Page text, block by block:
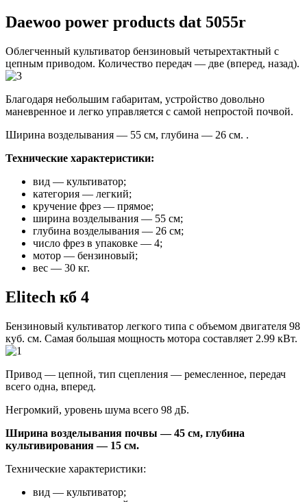
Daewoo power products dat 5055r
Облегченный культиватор бензиновый четырехтактный с
цепным приводом. Количество передач — две (вперед, назад).
Благодаря небольшим габаритам, устройство довольно
маневренное и легко управляется с самой непростой почвой.
Ширина возделывания — 55 см, глубина — 26 см. .
Технические характеристики:
вид — культиватор;
категория — легкий;
кручение фрез — прямое;
ширина возделывания — 55 см;
глубина возделывания — 26 см;
число фрез в упаковке — 4;
мотор — бензиновый;
вес — 30 кг.
Elitech кб 4
Бензиновый культиватор легкого типа с объемом двигателя 98
куб. см. Самая большая мощность мотора составляет 2.99 кВт.
Привод — цепной, тип сцепления — ремесленное, передач
всего одна, вперед.
Негромкий, уровень шума всего 98 дБ.
Ширина возделывания почвы — 45 см, глубина
культивирования — 15 см.
Технические характеристики:
вид — культиватор;